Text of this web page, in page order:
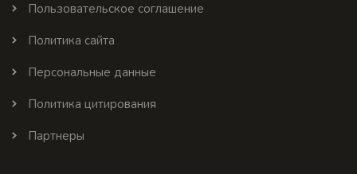
Пользовательское соглашение
Политика сайта
Персональные данные
Политика цитирования
Партнеры